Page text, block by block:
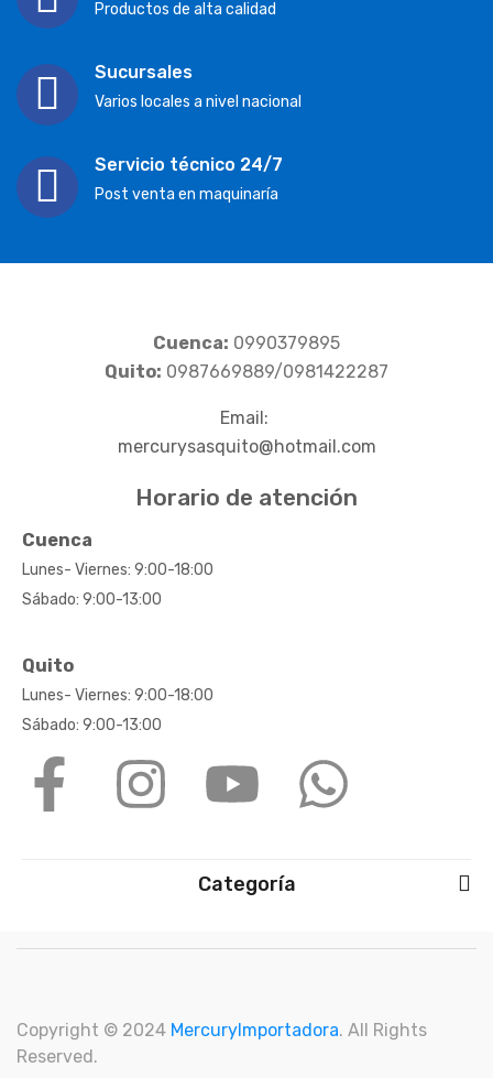
Productos de alta calidad
Sucursales
Varios locales a nivel nacional
Servicio técnico 24/7
Post venta en maquinaría
Cuenca: 0990379895
Quito: 0987669889/0981422287
Email:
mercurysasquito@hotmail.com
Horario de atención
Cuenca
Lunes- Viernes: 9:00-18:00
Sábado: 9:00-13:00
Quito
Lunes- Viernes: 9:00-18:00
Sábado: 9:00-13:00
Categoría
Copyright © 2024 MercuryImportadora. All Rights
Reserved.